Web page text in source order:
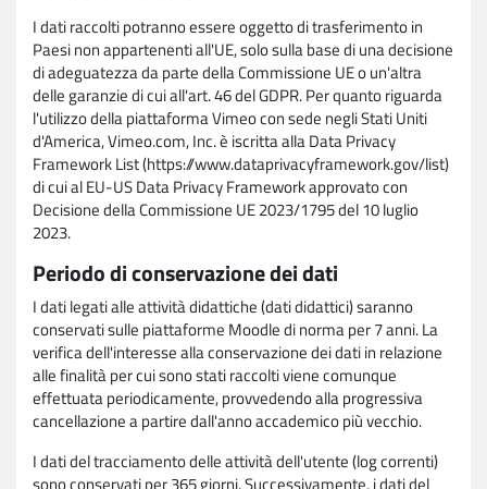
I dati raccolti potranno essere oggetto di trasferimento in
Paesi non appartenenti all'UE, solo sulla base di una decisione
di adeguatezza da parte della Commissione UE o un'altra
delle garanzie di cui all'art. 46 del GDPR. Per quanto riguarda
l'utilizzo della piattaforma Vimeo con sede negli Stati Uniti
d'America, Vimeo.com, Inc. è iscritta alla Data Privacy
Framework List (https://www.dataprivacyframework.gov/list)
di cui al EU-US Data Privacy Framework approvato con
Decisione della Commissione UE 2023/1795 del 10 luglio
2023.
Periodo di conservazione dei dati
I dati legati alle attività didattiche (dati didattici) saranno
conservati sulle piattaforme Moodle di norma per 7 anni. La
verifica dell'interesse alla conservazione dei dati in relazione
alle finalità per cui sono stati raccolti viene comunque
effettuata periodicamente, provvedendo alla progressiva
cancellazione a partire dall'anno accademico più vecchio.
I dati del tracciamento delle attività dell'utente (log correnti)
sono conservati per 365 giorni. Successivamente, i dati del